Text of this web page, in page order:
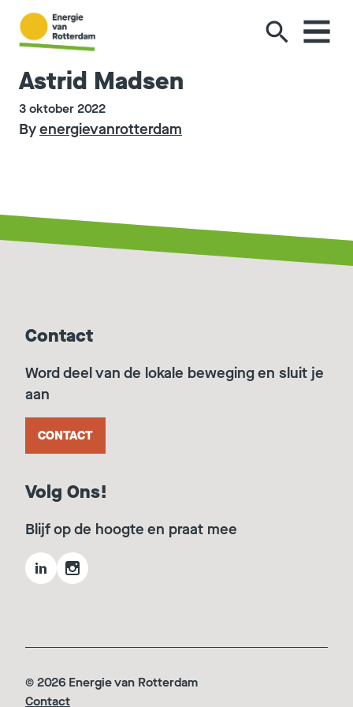
Ga naar de inhoud
Astrid Madsen
3 oktober 2022
Byenergievanrotterdam
Contact
Word deel van de lokale beweging en sluit je
aan
CONTACT
Volg Ons!
Blijf op de hoogte en praat mee
© 2026 Energie van Rotterdam
Contact